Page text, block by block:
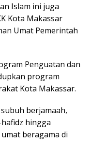
Islam ini juga
Kota Makassar
Umat Pemerintah
Penguatan dan
program
Kota Makassar.
berjamaah,
hafidz hingga
beragama di